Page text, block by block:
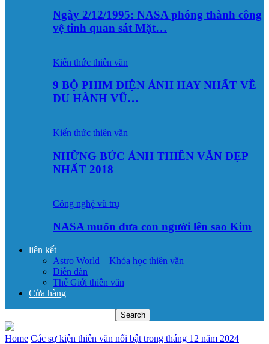
Ngày 2/12/1995: NASA phóng thành công
vệ tinh quan sát Mặt…
Kiến thức thiên văn
9 BỘ PHIM ĐIỆN ẢNH HAY NHẤT VỀ
DU HÀNH VŨ…
Kiến thức thiên văn
NHỮNG BỨC ẢNH THIÊN VĂN ĐẸP
NHẤT 2018
Công nghệ vũ trụ
NASA muốn đưa con người lên sao Kim
liên kết
Astro World – Khóa học thiên văn
Diễn đàn
Thế Giới thiên văn
Cửa hàng
Home Các sự kiện thiên văn nổi bật trong tháng 12 năm 2024